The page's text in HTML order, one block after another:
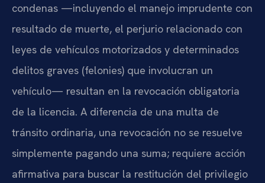
condenas —incluyendo el manejo imprudente con
resultado de muerte, el perjurio relacionado con
leyes de vehículos motorizados y determinados
delitos graves (felonies) que involucran un
vehículo— resultan en la revocación obligatoria
de la licencia. A diferencia de una multa de
tránsito ordinaria, una revocación no se resuelve
simplemente pagando una suma; requiere acción
afirmativa para buscar la restitución del privilegio